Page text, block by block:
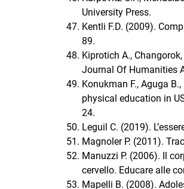
University Press.
Kentli F.D. (2009).
89.
Kiprotich A.,
Journal Of Humanities
Konukman F., Aguga
physical education in
24.
Leguil C. (2019).
Magnoler P. (2011).
Manuzzi P. (2006). Il
cervello. Educare alle
Mapelli B. (2008).